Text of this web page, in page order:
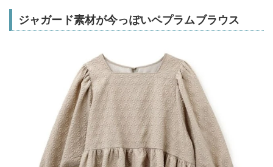
ジャガード素材が今っぽいペプラムブラウス